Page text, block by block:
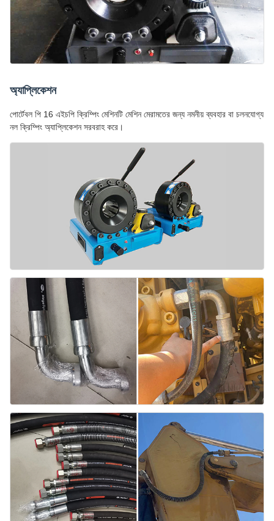
অ্যাপ্লিকেশন
পোর্টেবল পি 16 এইচপি ক্রিম্পিং মেশিনটি মেশিন মেরামতের জন্য নমনীয় ব্যবহার বা চলনযোগ্য
নল ক্রিম্পিং অ্যাপ্লিকেশন সরবরাহ করে।